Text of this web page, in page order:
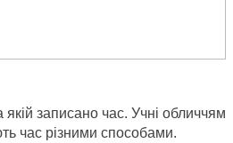
записано час. Учні обличчям
час різними способами.